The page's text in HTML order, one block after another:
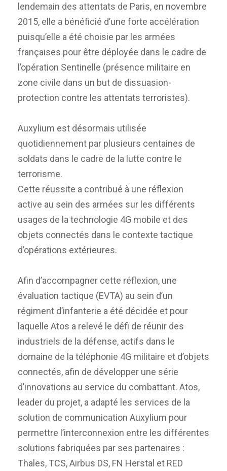
lendemain des attentats de Paris, en novembre
2015, elle a bénéficié d’une forte accélération
puisqu’elle a été choisie par les armées
françaises pour être déployée dans le cadre de
l’opération Sentinelle (présence militaire en
zone civile dans un but de dissuasion-
protection contre les attentats terroristes).
Auxylium est désormais utilisée
quotidiennement par plusieurs centaines de
soldats dans le cadre de la lutte contre le
terrorisme.
Cette réussite a contribué à une réflexion
active au sein des armées sur les différents
usages de la technologie 4G mobile et des
objets connectés dans le contexte tactique
d’opérations extérieures.
Afin d’accompagner cette réflexion, une
évaluation tactique (EVTA) au sein d’un
régiment d’infanterie a été décidée et pour
laquelle Atos a relevé le défi de réunir des
industriels de la défense, actifs dans le
domaine de la téléphonie 4G militaire et d’objets
connectés, afin de développer une série
d’innovations au service du combattant. Atos,
leader du projet, a adapté les services de la
solution de communication Auxylium pour
permettre l’interconnexion entre les différentes
solutions fabriquées par ses partenaires :
Thales, TCS, Airbus DS, FN Herstal et RED